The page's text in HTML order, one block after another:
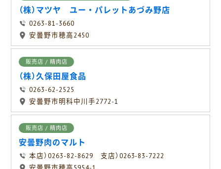
（株）マツヤ ユー・パレットあづみ野店
0263-81-3660
安曇野市穂高2450
販売店 / 精肉店
（株）久保田屋食品
0263-62-2525
安曇野市明科中川手2772-1
販売店 / 精肉店
安曇野肉のマルト
本店）0263-82-8629 支店）0263-83-7222